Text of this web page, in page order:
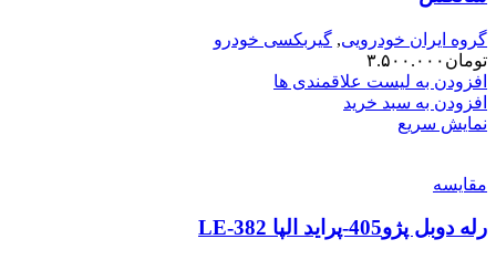
گروه ایران خودرویی, گیربکسی خودرو
تومان ۳.۵۰۰.۰۰۰
افزودن به لیست علاقمندی ها
افزودن به سبد خرید
نمایش سریع
مقایسه
رله دوبل پژو405-پراید الپا LE-382